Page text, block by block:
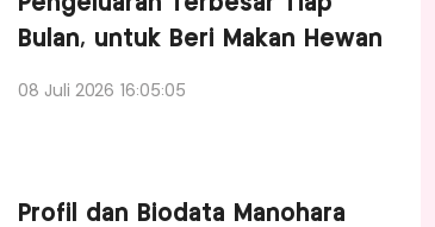
Bulan, untuk Beri Makan Hewan
08 Juli 2026 16:05:05
Profil dan Biodata Manohara